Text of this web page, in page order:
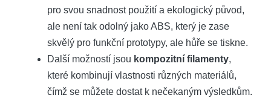
pro svou snadnost použití a ekologický původ,
ale není tak odolný jako ABS, který je zase
skvělý pro funkční prototypy, ale hůře se tiskne.
Další možností jsou kompozitní filamenty,
které kombinují vlastnosti různých materiálů,
čímž se můžete dostat k nečekaným výsledkům.